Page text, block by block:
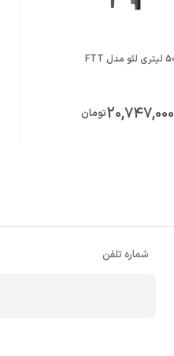
20,747,000تومان
شماره تلفن